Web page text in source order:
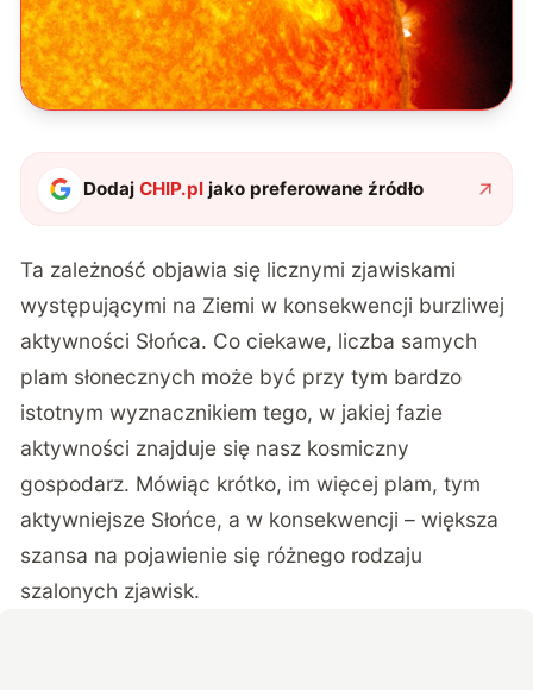
DodajCHIP.pl jako preferowane źródło
Ta zależność objawia się licznymi zjawiskami
występującymi na Ziemi w konsekwencji burzliwej
aktywności Słońca. Co ciekawe, liczba samych
plam słonecznych może być przy tym bardzo
istotnym wyznacznikiem tego, w jakiej fazie
aktywności znajduje się nasz kosmiczny
gospodarz. Mówiąc krótko, im więcej plam, tym
aktywniejsze Słońce, a w konsekwencji – większa
szansa na pojawienie się różnego rodzaju
szalonych zjawisk.